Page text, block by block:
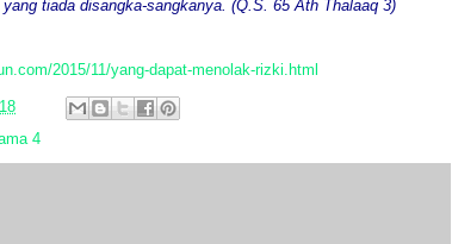
tiada disangka-sangkanya. (Q.S. 65 Ath Thalaaq 3)
2015/11/yang-dapat-menolak-rizki.html
4